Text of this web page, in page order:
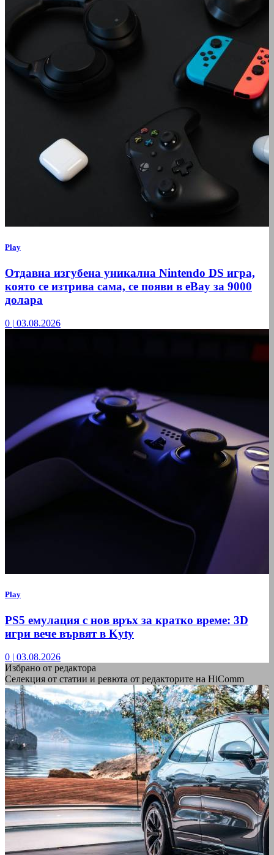
Play
Отдавна изгубена уникална Nintendo DS игра,
която се изтрива сама, се появи в eBay за 9000
долара
0 | 03.08.2026
Play
PS5 емулация с нов връх за кратко време: 3D
игри вече вървят в Kyty
0 | 03.08.2026
Избрано от редактора
Селекция от статии и ревюта от редакторите на HiComm